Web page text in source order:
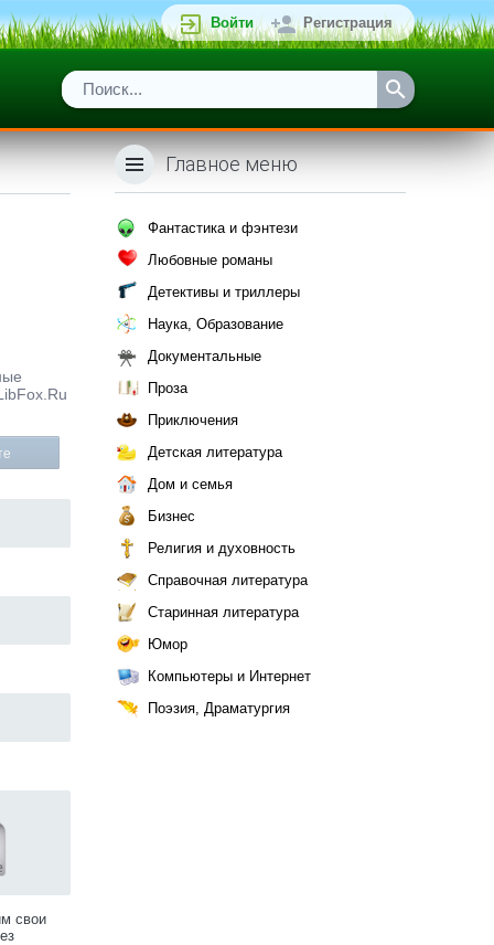
Войти Регистрация
свои
Главное меню
Фантастика и фэнтези
Любовные романы
Детективы и триллеры
Наука, Образование
Документальные
Проза
Приключения
Детская литература
Дом и семья
Бизнес
Религия и духовность
Справочная литература
Старинная литература
Юмор
Компьютеры и Интернет
Поэзия, Драматургия